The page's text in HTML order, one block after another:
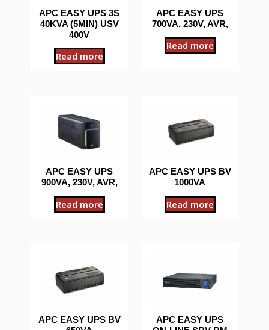
APC EASY UPS 3S
40KVA (5MIN) USV
400V
Read more
APC EASY UPS
700VA, 230V, AVR,
Read more
APC EASY UPS
900VA, 230V, AVR,
Read more
APC EASY UPS BV
1000VA
Read more
APC EASY UPS BV
APC EASY UPS